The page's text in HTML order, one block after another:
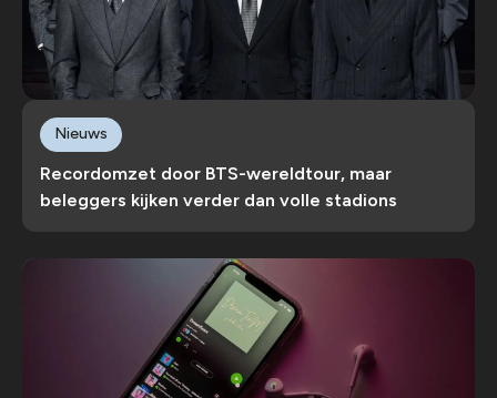
Recordomzet door BTS-wereldtour, maar
beleggers kijken verder dan volle stadions
Nieuws